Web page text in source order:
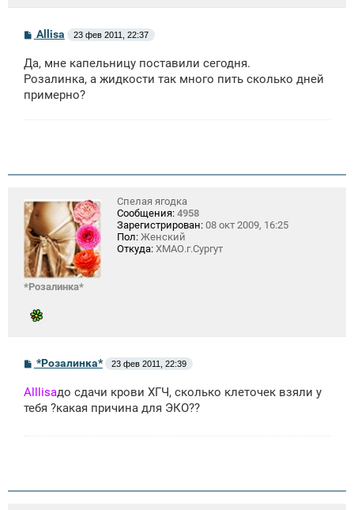
С
б
щ
н
Allisa 23 фев 2011, 22:37
Да, мне капельницу поставили сегодня.
Розалинка, а жидкости так много пить сколько дней
примерно?
*Розалинка*
Спелая ягодка
Сообщения: 4958
Зарегистрирован: 08 окт 2009, 16:25
Пол: Женский
Откуда: ХМАО.г.Сургут
С
о
б
щ
*Розалинка* 23 фев 2011, 22:39
Alllisaдо сдачи крови ХГЧ, сколько клеточек взяли у
тебя ?какая причина для ЭКО??